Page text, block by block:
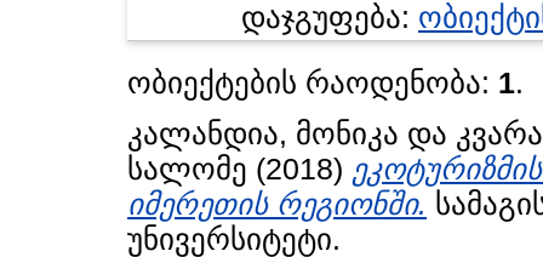
დაჯგუფება:
ობიექტების რაოდენობა: 1.
კალანდია, მონიკა და
სალომე (2018)
იმერეთის რეგიონში.
უნივერსიტეტი.